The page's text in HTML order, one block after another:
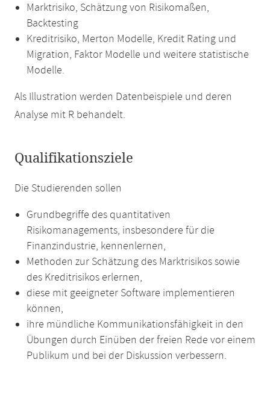
Marktrisiko, Schätzung von Risikomaßen,
Backtesting
Kreditrisiko, Merton Modelle, Kredit Rating und
Migration, Faktor Modelle und weitere statistische
Modelle.
Als Illustration werden Datenbeispiele und deren
Analyse mit R behandelt.
Qualifikationsziele
Die Studierenden sollen
Grundbegriffe des quantitativen
Risikomanagements, insbesondere für die
Finanzindustrie, kennenlernen,
Methoden zur Schätzung des Marktrisikos sowie
des Kreditrisikos erlernen,
diese mit geeigneter Software implementieren
können,
ihre mündliche Kommunikationsfähigkeit in den
Übungen durch Einüben der freien Rede vor einem
Publikum und bei der Diskussion verbessern.